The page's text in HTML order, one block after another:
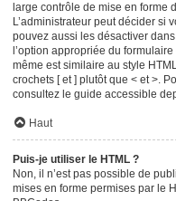
large contrôle de mise en forme
L’administrateur peut décider si
pouvez aussi les désactiver
l’option appropriée du
même est similaire au style
crochets [ et ] plutôt que < et >.
consultez le guide accessible
Haut
Puis-je utiliser le HTML ?
Non, il n’est pas possible de
mises en forme permises par le